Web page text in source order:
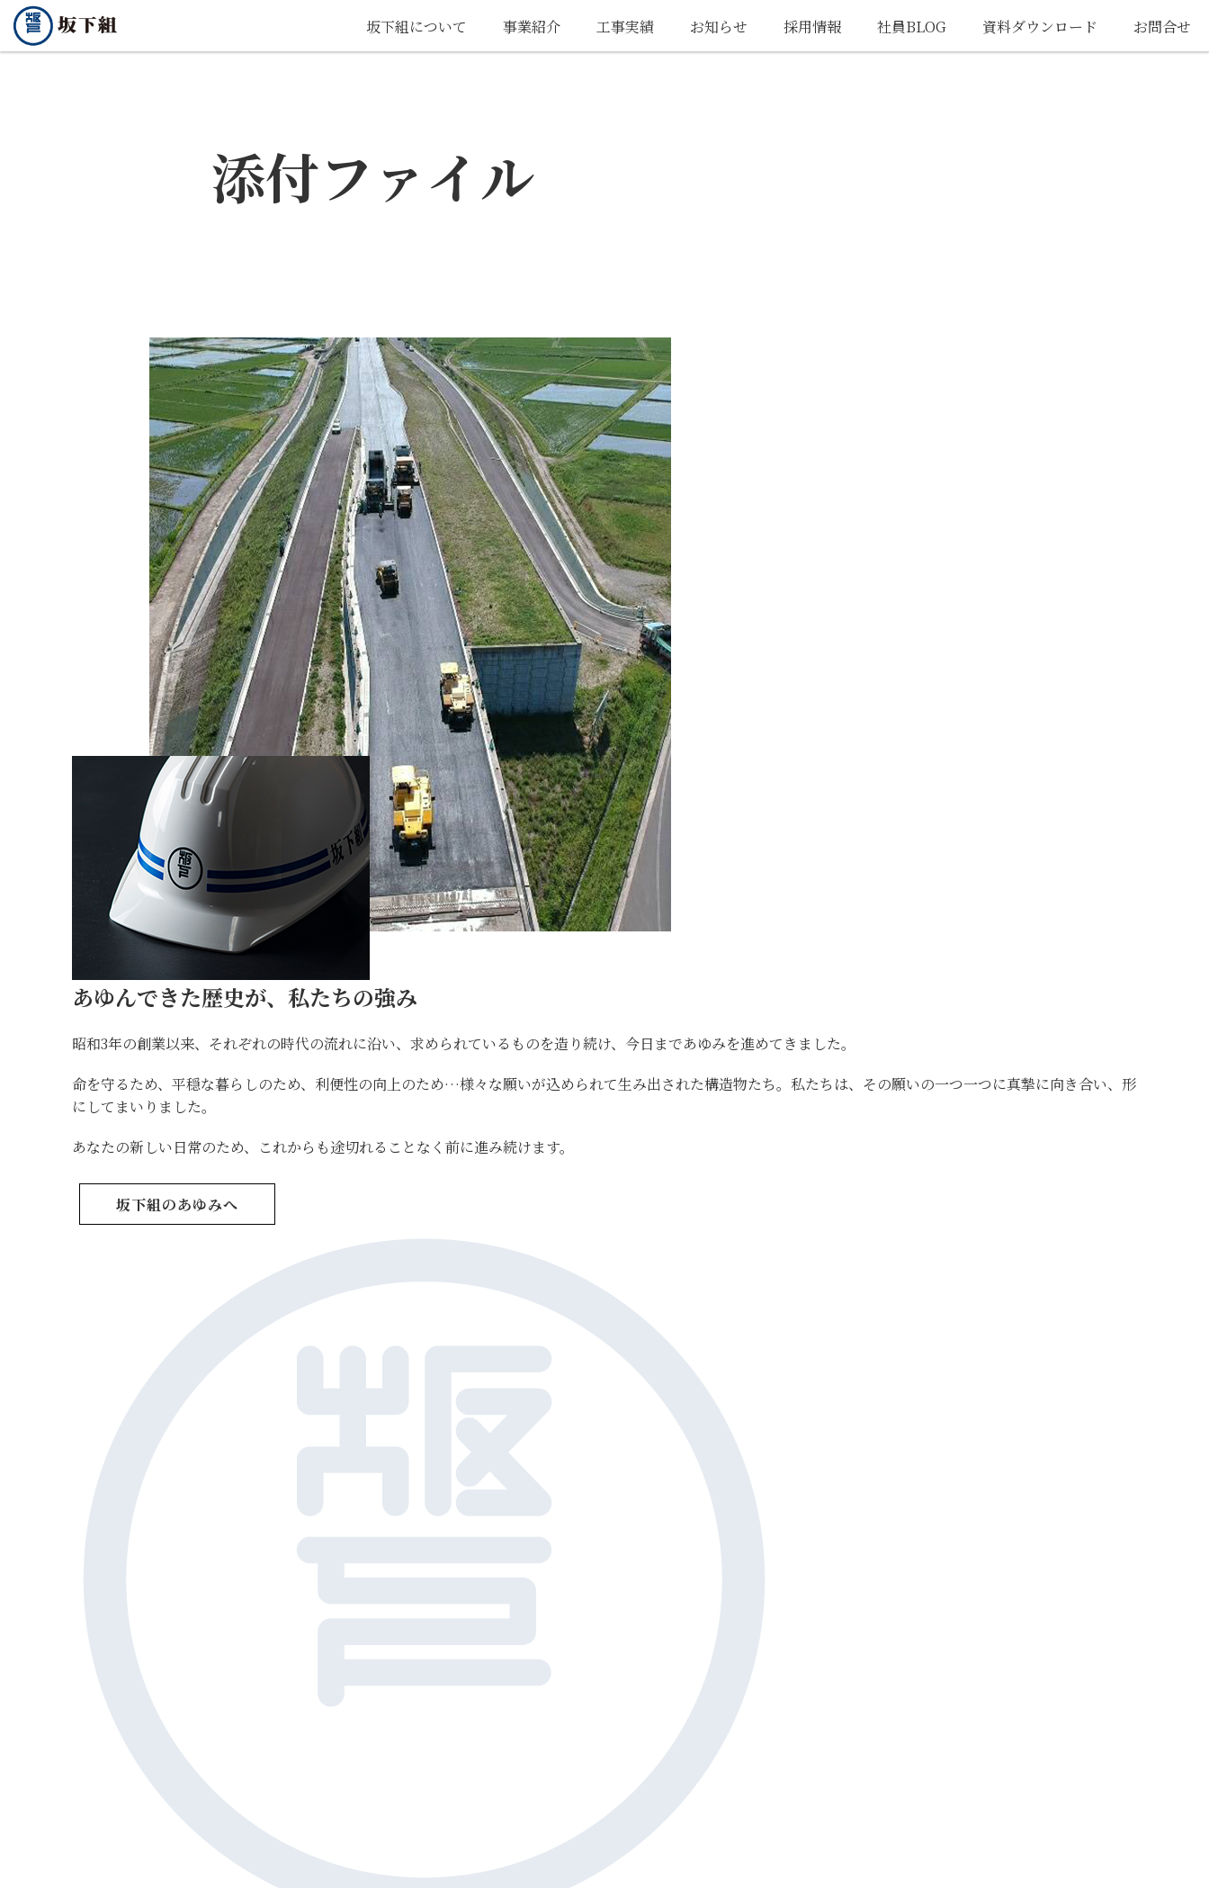
坂下組について 事業紹介 工事実績 お知らせ 採用情報 社員BLOG 資料ダウンロード お問合せ
添付ファイル
あゆんできた歴史が、私たちの強み
昭和3年の創業以来、それぞれの時代の流れに沿い、求められているものを造り続け、今日まであゆみを進めてきました。
命を守るため、平穏な暮らしのため、利便性の向上のため…様々な願いが込められて生み出された構造物たち。私たちは、その願いの一つ一つに真摯に向き合い、形
にしてまいりました。
あなたの新しい日常のため、これからも途切れることなく前に進み続けます。
坂下組のあゆみへ